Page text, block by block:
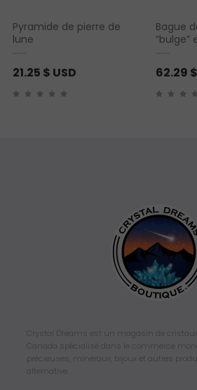
Pyramide de pierre de
lune
21.25 $ USD
Bague
62.29
Crystal Dreams est un magasin de
Canada spécialisé dans le commerce
précieuses, minéraux, bijoux et autres
alternative.